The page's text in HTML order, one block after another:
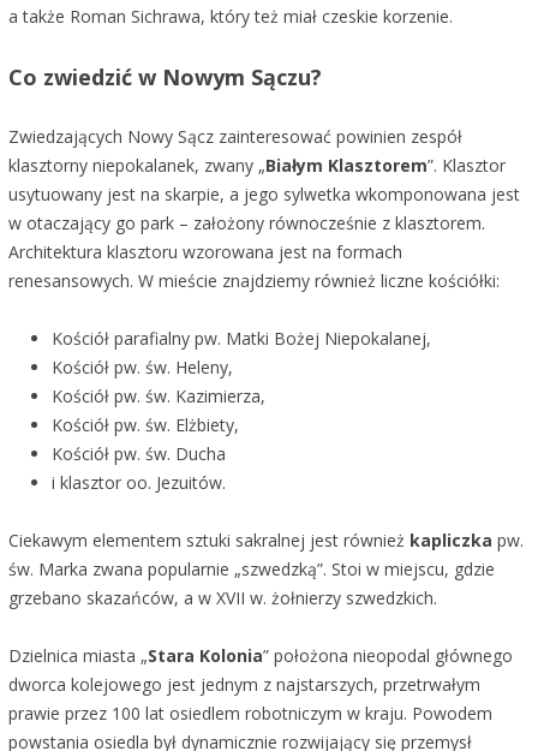
a także Roman Sichrawa, który też miał czeskie korzenie.
Co zwiedzić w Nowym Sączu?
Zwiedzających Nowy Sącz zainteresować powinien zespół
klasztorny niepokalanek, zwany „Białym Klasztorem”. Klasztor
usytuowany jest na skarpie, a jego sylwetka wkomponowana jest
w otaczający go park – założony równocześnie z klasztorem.
Architektura klasztoru wzorowana jest na formach
renesansowych. W mieście znajdziemy również liczne kościółki:
Kościół parafialny pw. Matki Bożej Niepokalanej,
Kościół pw. św. Heleny,
Kościół pw. św. Kazimierza,
Kościół pw. św. Elżbiety,
Kościół pw. św. Ducha
i klasztor oo. Jezuitów.
Ciekawym elementem sztuki sakralnej jest również kapliczka pw.
św. Marka zwana popularnie „szwedzką”. Stoi w miejscu, gdzie
grzebano skazańców, a w XVII w. żołnierzy szwedzkich.
Dzielnica miasta „Stara Kolonia” położona nieopodal głównego
dworca kolejowego jest jednym z najstarszych, przetrwałym
prawie przez 100 lat osiedlem robotniczym w kraju. Powodem
powstania osiedla był dynamicznie rozwijający się przemysł